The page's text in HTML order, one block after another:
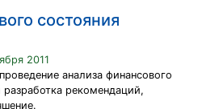
состояния
2011
анализа финансового
рекомендаций,